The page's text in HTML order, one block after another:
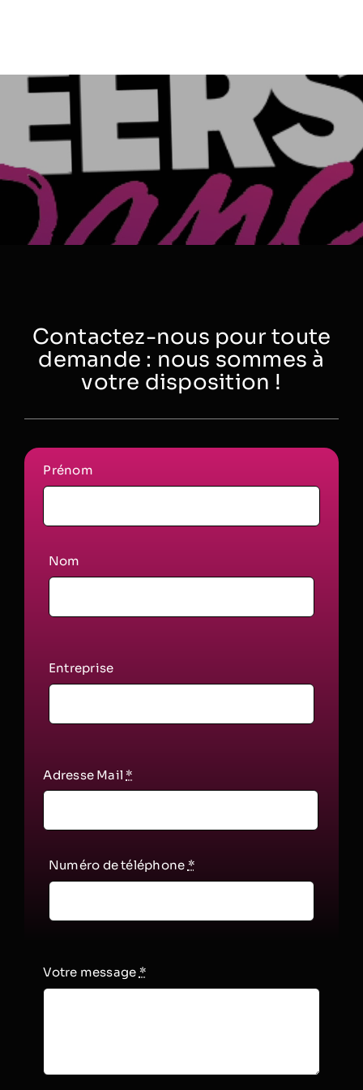
Contactez-nous pour toute
demande : nous sommes à
votre disposition !
Prénom
Nom
Entreprise
Adresse Mail *
Numéro de téléphone *
Votre message *